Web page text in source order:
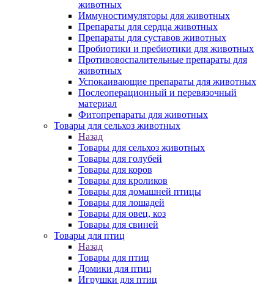
животных
Иммуностимуляторы для животных
Препараты для сердца животных
Препараты для суставов животных
Пробиотики и пребиотики для животных
Противовоспалительные препараты для
животных
Успокаивающие препараты для животных
Послеоперационный и перевязочный
материал
Фитопрепараты для животных
Товары для сельхоз животных
Назад
Товары для сельхоз животных
Товары для голубей
Товары для коров
Товары для кроликов
Товары для домашней птицы
Товары для лошадей
Товары для овец, коз
Товары для свиней
Товары для птиц
Назад
Товары для птиц
Домики для птиц
Игрушки для птиц